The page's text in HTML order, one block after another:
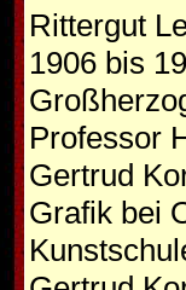
Rittergut
1906 bis
Professor
Gertrud
Grafik bei